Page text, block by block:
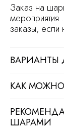
Заказ на
заказы, если
ВАРИАНТЫ
КАК
ШАРАМИ